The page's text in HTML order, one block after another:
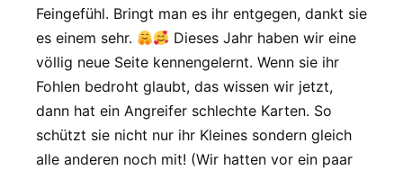
Feingefühl. Bringt man es ihr entgegen, dankt sie
es einem sehr.
Dieses Jahr haben wir eine
völlig neue Seite kennengelernt. Wenn sie ihr
Fohlen bedroht glaubt, das wissen wir jetzt,
dann hat ein Angreifer schlechte Karten. So
schützt sie nicht nur ihr Kleines sondern gleich
alle anderen noch mit! (Wir hatten vor ein paar